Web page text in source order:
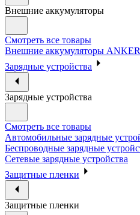
Внешние аккумуляторы
Смотреть все товары
Внешние аккумуляторы ANKER
Зарядные устройства
Зарядные устройства
Смотреть все товары
Автомобильные зарядные
Беспроводные зарядные
Сетевые зарядные устройства
Защитные пленки
Защитные пленки